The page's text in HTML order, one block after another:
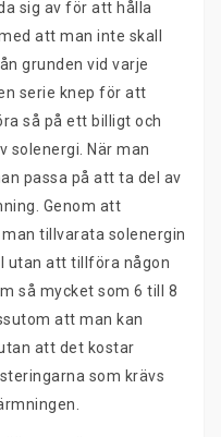
sig av för att hålla
att man inte skall
grunden vid varje
serie knep för att
så på ett billigt och
solenergi. När man
passa på att ta del av
Genom att
tillvarata solenergin
utan att tillföra någon
så mycket som 6 till 8
att man kan
att det kostar
som krävs